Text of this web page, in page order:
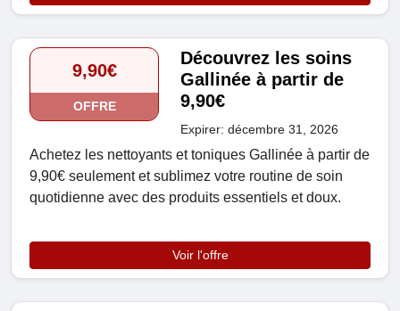
9,90€
OFFRE
Découvrez les soins
Gallinée à partir de
9,90€
Expirer: décembre 31, 2026
Achetez les nettoyants et toniques Gallinée à partir de
9,90€ seulement et sublimez votre routine de soin
quotidienne avec des produits essentiels et doux.
Voir l'offre